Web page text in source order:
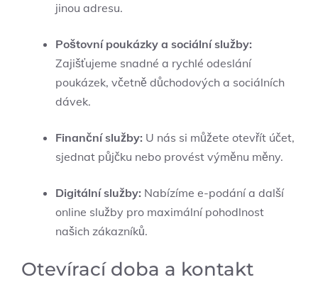
jinou adresu.
Poštovní poukázky a sociální služby:
Zajišťujeme snadné a rychlé odeslání
poukázek, včetně důchodových a sociálních
dávek.
Finanční služby: U nás si můžete otevřít účet,
sjednat půjčku nebo provést výměnu měny.
Digitální služby: Nabízíme e-podání a další
online služby pro maximální pohodlnost
našich zákazníků.
Otevírací doba a kontakt